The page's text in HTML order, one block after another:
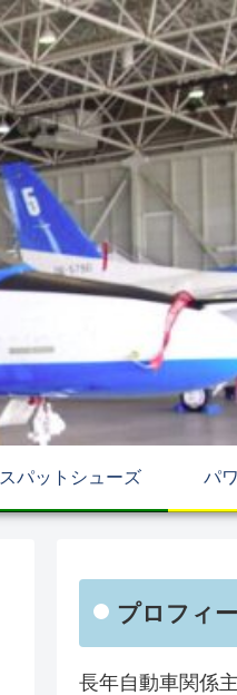
スパットシューズ パ
プロフィ
長年自動車関係